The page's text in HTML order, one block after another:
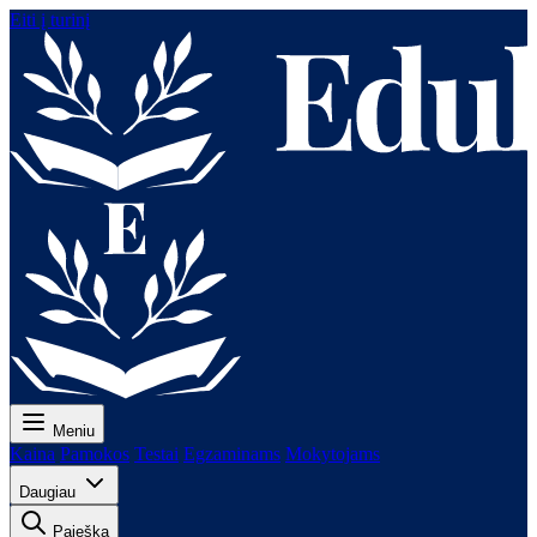
Eiti į turinį
Meniu
Kaina Pamokos Testai Egzaminams Mokytojams
Daugiau
Paieška